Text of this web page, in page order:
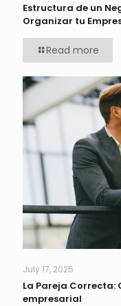
Estructura de un
Organizar tu
Read more
July 17, 2025
La Pareja
empresarial